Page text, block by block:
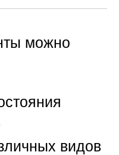
можно
видов